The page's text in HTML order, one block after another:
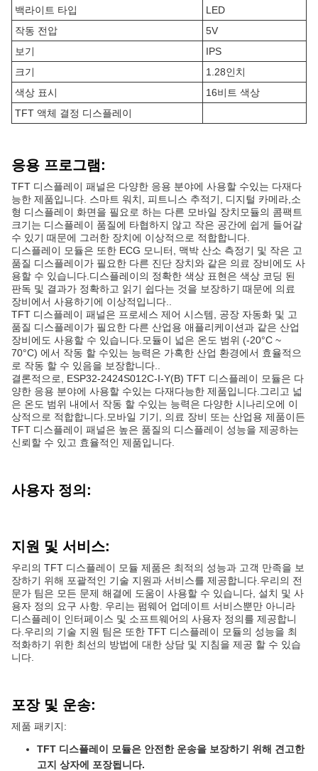
백라이트 타입
LED
작동 전압
5V
보기
IPS
크기
1.28인치
색상 표시
16비트 색상
TFT 액체 결정 디스플레이
응용 프로그램:
TFT 디스플레이 패널은 다양한 응용 분야에 사용할 수있는 다재다
능한 제품입니다. 스마트 워치, 피트니스 추적기, 디지털 카메라,소
형 디스플레이 화면을 필요로 하는 다른 모바일 장치모듈의 콤팩트
크기는 디스플레이 품질에 타협하지 않고 작은 공간에 쉽게 들어갈
수 있기 때문에 그러한 장치에 이상적으로 적합합니다.
디스플레이 모듈은 또한 ECG 모니터, 맥박 산소 측정기 및 작은 고
품질 디스플레이가 필요한 다른 진단 장치와 같은 의료 장비에도 사
용할 수 있습니다.디스플레이의 정확한 색상 표현은 색상 코딩 된
판독 및 결과가 정확하고 읽기 쉽다는 것을 보장하기 때문에 의료
장비에서 사용하기에 이상적입니다..
TFT 디스플레이 패널은 프로세스 제어 시스템, 공장 자동화 및 고
품질 디스플레이가 필요한 다른 산업용 애플리케이션과 같은 산업
장비에도 사용할 수 있습니다.모듈이 넓은 온도 범위 (-20°C ~
70°C) 에서 작동 할 수있는 능력은 가혹한 산업 환경에서 효율적으
로 작동 할 수 있음을 보장합니다..
결론적으로, ESP32-2424S012C-I-Y(B) TFT 디스플레이 모듈은 다
양한 응용 분야에 사용할 수있는 다재다능한 제품입니다.그리고 넓
은 온도 범위 내에서 작동 할 수있는 능력은 다양한 시나리오에 이
상적으로 적합합니다.모바일 기기, 의료 장비 또는 산업용 제품이든
TFT 디스플레이 패널은 높은 품질의 디스플레이 성능을 제공하는
신뢰할 수 있고 효율적인 제품입니다.
사용자 정의:
지원 및 서비스:
우리의 TFT 디스플레이 모듈 제품은 최적의 성능과 고객 만족을 보
장하기 위해 포괄적인 기술 지원과 서비스를 제공합니다.우리의 전
문가 팀은 모든 문제 해결에 도움이 사용할 수 있습니다, 설치 및 사
용자 정의 요구 사항. 우리는 펌웨어 업데이트 서비스뿐만 아니라
디스플레이 인터페이스 및 소프트웨어의 사용자 정의를 제공합니
다.우리의 기술 지원 팀은 또한 TFT 디스플레이 모듈의 성능을 최
적화하기 위한 최선의 방법에 대한 상담 및 지침을 제공 할 수 있습
니다.
포장 및 운송:
제품 패키지:
TFT 디스플레이 모듈은 안전한 운송을 보장하기 위해 견고한
고지 상자에 포장됩니다.